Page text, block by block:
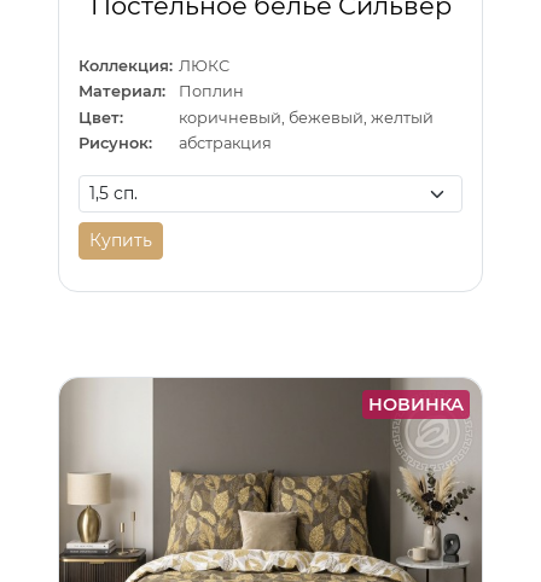
Коллекция: ЛЮКС
Материал:
Поплин
Цвет:
коричневый, бежевый, желтый
Рисунок:
абстракция
Купить
НОВИНКА